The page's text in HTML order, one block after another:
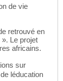
de vie
retrouvé en
Le projet
africains.
sur
léducation